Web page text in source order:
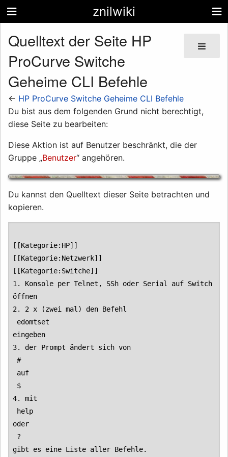
znilwiki
Quelltext der Seite HP
ProCurve Switche
Geheime CLI Befehle
← HP ProCurve Switche Geheime CLI Befehle
Du bist aus dem folgenden Grund nicht berechtigt,
diese Seite zu bearbeiten:
Diese Aktion ist auf Benutzer beschränkt, die der
Gruppe „Benutzer“ angehören.
Du kannst den Quelltext dieser Seite betrachten und
kopieren.